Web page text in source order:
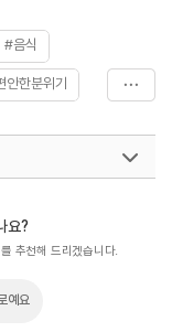
#음식
안한분위기
요?
추천해 드리겠습니다.
예요